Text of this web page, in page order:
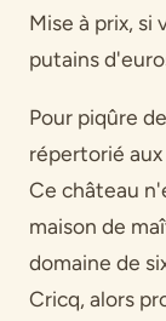
Mise à prix,
putains
Pour piqûre
répertorié
Ce château
maison de
domaine de
Cricq, alors